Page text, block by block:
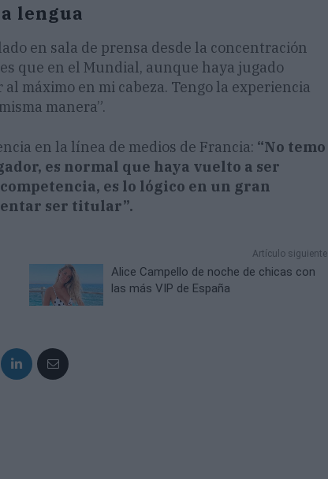
lengua
en sala de prensa desde la concentración
que en el Mundial, aunque haya jugado
máximo en mi cabeza. Tengo la experiencia
manera”.
en la línea de medios de Francia: “No temo
es normal que haya vuelto a ser
es lo lógico en un gran
ser titular”.
Artículo siguiente
Alice Campello de noche de chicas con
las más VIP de España